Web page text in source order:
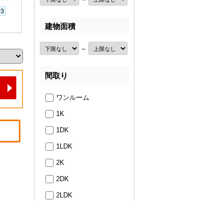
建物面積
～
間取り
ワンルーム
1K
1DK
1LDK
2K
2DK
2LDK